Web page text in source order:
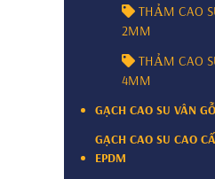
THẢM CAO
2MM
THẢM CAO
4MM
GẠCH CAO SU VÂN
GẠCH CAO SU CAO
EPDM